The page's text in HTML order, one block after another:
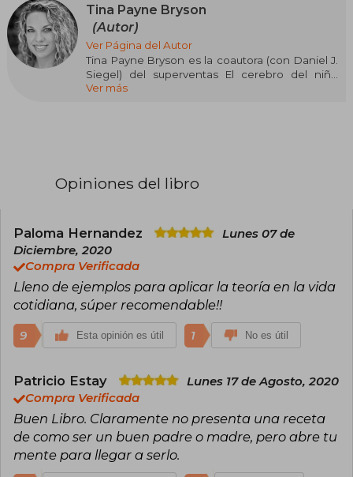
Culture, Brain, and Development y es codirector
del Mindful Awareness Research Center.
Es conocido por su libro Cerebro y mindfulness.
Tina Payne Bryson
(Autor)
Ver Página del Autor
Tina Payne Bryson es la coautora (con Daniel J.
Siegel) del superventas El cerebro del niño
(traducido a dieciocho idiomas) y de Disciplina
clínicos de todo el mundo. La doctora Bryson
esposo y tres hijos.
Ver más
Opiniones del libro
Paloma Hernandez
Lunes 07 de
Diciembre, 2020
Compra Verificada
Lleno de ejemplos para aplicar la teoría en la vida
cotidiana, súper recomendable!!
9 Esta opinión es útil 1 No es útil
Patricio Estay
Lunes 17 de Agosto, 2020
Compra Verificada
Buen Libro. Claramente no presenta una receta
de como ser un buen padre o madre, pero abre tu
mente para llegar a serlo.